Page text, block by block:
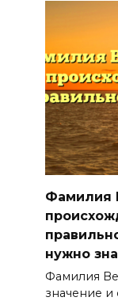
Фамилия
нужно
Фамилия
значение